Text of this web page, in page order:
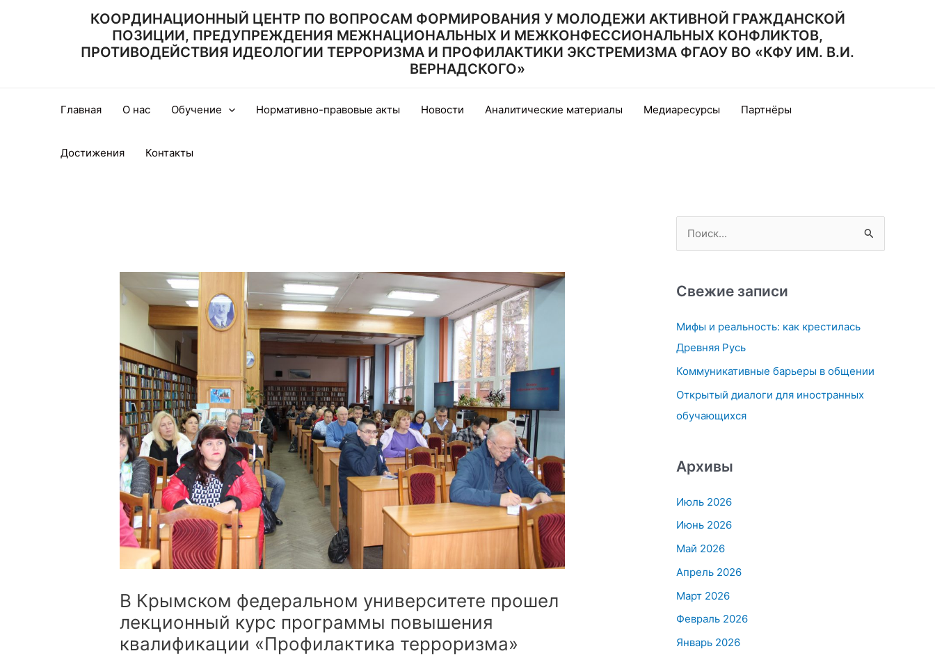
КООРДИНАЦИОННЫЙ ЦЕНТР ПО ВОПРОСАМ ФОРМИРОВАНИЯ У МОЛОДЕЖИ АКТИВНОЙ ГРАЖДАНСКОЙ
ПОЗИЦИИ, ПРЕДУПРЕЖДЕНИЯ МЕЖНАЦИОНАЛЬНЫХ И МЕЖКОНФЕССИОНАЛЬНЫХ КОНФЛИКТОВ,
ПРОТИВОДЕЙСТВИЯ ИДЕОЛОГИИ ТЕРРОРИЗМА И ПРОФИЛАКТИКИ ЭКСТРЕМИЗМА ФГАОУ ВО «КФУ ИМ. В.И.
ВЕРНАДСКОГО»
Главная О нас Обучение Нормативно-правовые акты Новости Аналитические материалы Медиаресурсы Партнёры
Достижения Контакты
В Крымском федеральном университете прошел
лекционный курс программы повышения
квалификации «Профилактика терроризма»
с
:
Свежие записи
Мифы и реальность: как крестилась
Древняя Русь
Коммуникативные барьеры в общении
Открытый диалоги для иностранных
обучающихся
Архивы
Июль 2026
Июнь 2026
Май 2026
Апрель 2026
Март 2026
Февраль 2026
Январь 2026